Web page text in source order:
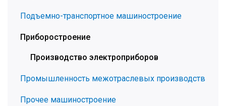
Подъемно-транспортное машиностроение
Приборостроение
Производство электроприборов
Промышленность межотраслевых производств
Прочее машиностроение